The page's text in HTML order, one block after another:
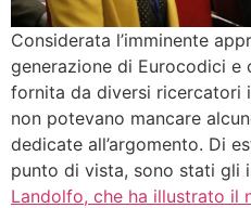
Considerata l’imminente
generazione di Eurocodici e
fornita da diversi ricercatori
non potevano mancare
dedicate all’argomento. Di
punto di vista, sono stati gli
Landolfo, che ha illustrato il